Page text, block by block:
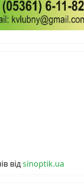
відsinoptik.ua